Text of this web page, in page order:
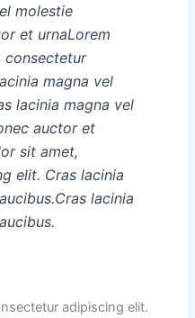
molestie
et urnaLorem
consectetur
magna vel
lacinia magna vel
auctor et
sit amet,
elit. Cras lacinia
lacinia
adipiscing elit.